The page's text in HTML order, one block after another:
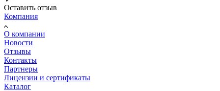
Оставить отзыв
Компания
О компании
Новости
Отзывы
Контакты
Партнеры
Лицензии и сертификаты
Каталог